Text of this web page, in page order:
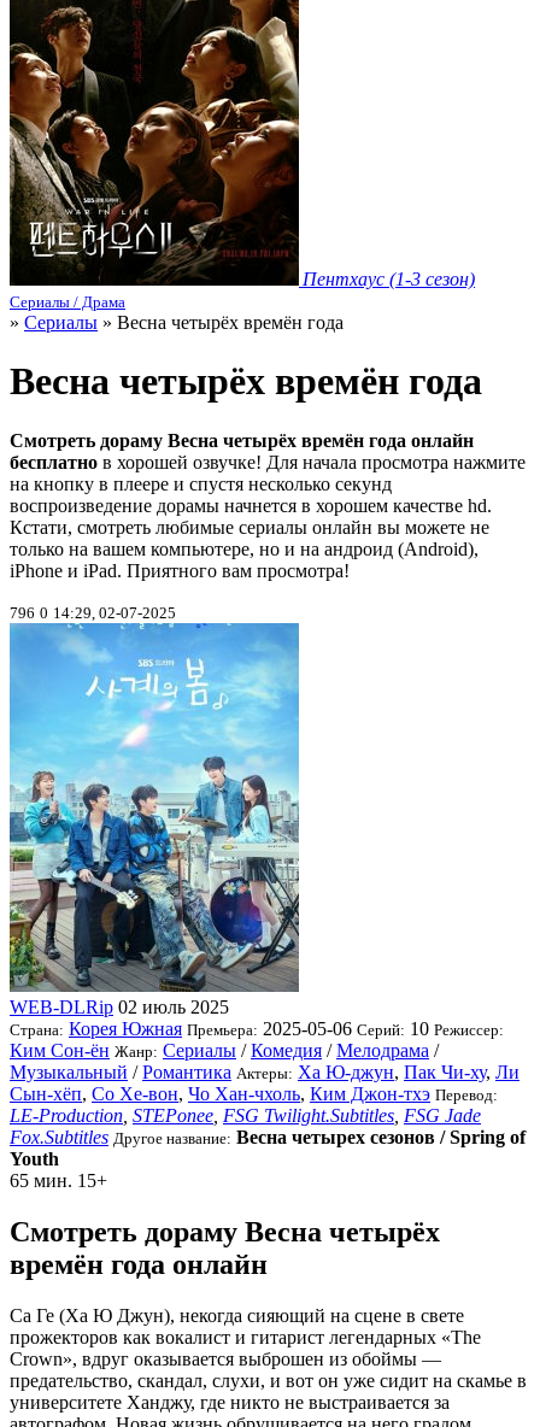
Пентхаус (1-3 сезон)
Сериалы / Драма
» Сериалы » Весна четырёх времён года
Весна четырёх времён года
Смотреть дораму Весна четырёх времён года онлайн
бесплатно в хорошей озвучке! Для начала просмотра нажмите
на кнопку в плеере и спустя несколько секунд
воспроизведение дорамы начнется в хорошем качестве hd.
Кстати, смотреть любимые сериалы онлайн вы можете не
только на вашем компьютере, но и на андроид (Android),
iPhone и iPad. Приятного вам просмотра!
796 0 14:29, 02-07-2025
WEB-DLRip 02 июль 2025
Страна: Корея Южная Премьера: 2025-05-06 Серий: 10 Режиссер:
Ким Сон-ён Жанр: Сериалы /Комедия /Мелодрама /
Музыкальный /Романтика Актеры: Ха Ю-джун, Пак Чи-ху, Ли
Сын-хёп, Со Хе-вон, Чо Хан-чхоль, Ким Джон-тхэ Перевод:
LE-Production STEPonee FSG Twilight.Subtitles FSG Jade
Fox.Subtitles Другое название: Весна четырех сезонов / Spring of
Youth
65 мин. 15+
Смотреть дораму Весна четырёх
времён года онлайн
Са Ге (Ха Ю Джун), некогда сияющий на сцене в свете
прожекторов как вокалист и гитарист легендарных «The
Crown», вдруг оказывается выброшен из обоймы —
предательство, скандал, слухи, и вот он уже сидит на скамье в
университете Ханджу, где никто не выстраивается за